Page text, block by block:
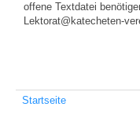
offene Textdatei
Lektorat@katecheten-
Startseite